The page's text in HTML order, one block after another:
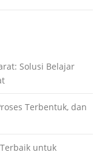
Solusi Belajar
Terbentuk, dan
untuk